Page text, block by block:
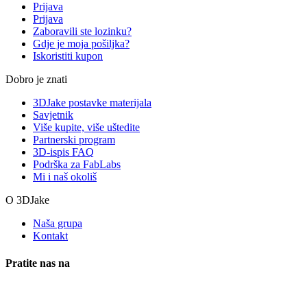
Prijava
Prijava
Zaboravili ste lozinku?
Gdje je moja pošiljka?
Iskoristiti kupon
Dobro je znati
3DJake postavke materijala
Savjetnik
Više kupite, više uštedite
Partnerski program
3D-ispis FAQ
Podrška za FabLabs
Mi i naš okoliš
O 3DJake
Naša grupa
Kontakt
Pratite nas na